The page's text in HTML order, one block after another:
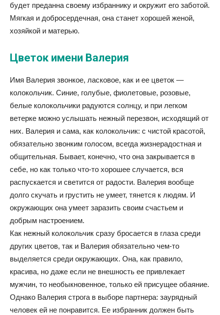
будет преданна своему избраннику и окружит его заботой.
Мягкая и добросердечная, она станет хорошей женой,
хозяйкой и матерью.
Цветок имени Валерия
Имя Валерия звонкое, ласковое, как и ее цветок —
колокольчик. Синие, голубые, фиолетовые, розовые,
белые колокольчики радуются солнцу, и при легком
ветерке можно услышать нежный перезвон, исходящий от
них. Валерия и сама, как колокольчик: с чистой красотой,
обязательно звонким голосом, всегда жизнерадостная и
общительная. Бывает, конечно, что она закрывается в
себе, но как только что-то хорошее случается, вся
распускается и светится от радости. Валерия вообще
долго скучать и грустить не умеет, тянется к людям. И
окружающих она умеет заразить своим счастьем и
добрым настроением.
Как нежный колокольчик сразу бросается в глаза среди
других цветов, так и Валерия обязательно чем-то
выделяется среди окружающих. Она, как правило,
красива, но даже если не внешность ее привлекает
мужчин, то необыкновенное, только ей присущее обаяние.
Однако Валерия строга в выборе партнера: заурядный
человек ей не понравится. Ее избранник должен быть